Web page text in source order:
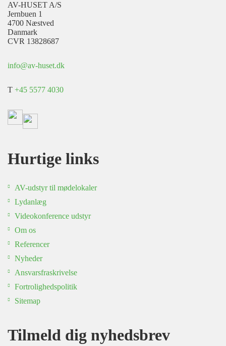
AV-HUSET A/S
Jernbuen 1
4700 Næstved
Danmark
CVR 13828687
info@av-huset.dk
T +45 5577 4030
Hurtige links
AV-udstyr til mødelokaler
Lydanlæg
Videokonference udstyr
Om os
Referencer
Nyheder
Ansvarsfraskrivelse
Fortrolighedspolitik
Sitemap
Tilmeld dig nyhedsbrev